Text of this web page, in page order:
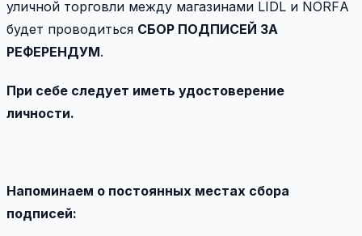
уличной торговли между магазинами LIDL и NORFА
будет проводиться СБОР ПОДПИСЕЙ ЗА
РЕФЕРЕНДУМ.
При себе следует иметь удостоверение
личности.
Напоминаем о постоянных местах сбора
подписей: